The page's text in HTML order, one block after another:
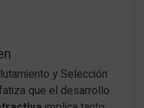
y Selección
que el desarrollo